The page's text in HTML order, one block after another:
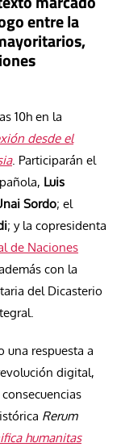
entre la
10h en la
desde el
. Participarán el
Luis
Sordo; el
; y la copresidenta
de Naciones
con la
del Dicasterio
una respuesta a
digital,
Rerum
humanitas